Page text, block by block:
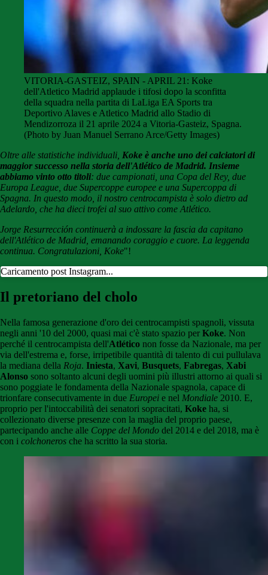
VITORIA-GASTEIZ, SPAIN - APRIL 21: Koke
dell'Atletico Madrid applaude i tifosi dopo la sconfitta
della squadra nella partita di LaLiga EA Sports tra
Deportivo Alaves e Atletico Madrid allo Stadio di
Mendizorroza il 21 aprile 2024 a Vitoria-Gasteiz, Spagna.
(Photo by Juan Manuel Serrano Arce/Getty Images)
Oltre alle statistiche individuali, Koke è anche uno dei calciatori di
maggior successo nella storia dell'Atlético de Madrid. Insieme
abbiamo vinto otto titoli: due campionati, una Copa del Rey, due
Europa League, due Supercoppe europee e una Supercoppa di
Spagna. In questo modo, il nostro centrocampista è solo dietro ad
Adelardo, che ha dieci trofei al suo attivo come Atlético.
Jorge Resurrección continuerà a indossare la fascia da capitano
dell'Atlético de Madrid, emanando coraggio e cuore. La leggenda
continua. Congratulazioni, Koke"!
Caricamento post Instagram...
Il pretoriano del cholo
Nella famosa generazione d'oro dei centrocampisti spagnoli, vissuta
negli anni '10 del 2000, quasi mai c'è stato spazio per Koke. Non
perché il centrocampista dell'Atlético non fosse da Nazionale, ma per
via dell'estrema e, forse, irripetibile quantità di talento di cui pullulava
la mediana della Roja. Iniesta, Xavi, Busquets, Fabregas, Xabi
Alonso sono soltanto alcuni degli uomini più illustri attorno ai quali si
sono poggiate le fondamenta della Nazionale spagnola, capace di
trionfare consecutivamente in due Europei e nel Mondiale 2010. E,
proprio per l'intoccabilità dei senatori sopracitati, Koke ha, si
collezionato diverse presenze con la maglia del proprio paese,
partecipando anche alle Coppe del Mondo del 2014 e del 2018, ma è
con i colchoneros che ha scritto la sua storia.